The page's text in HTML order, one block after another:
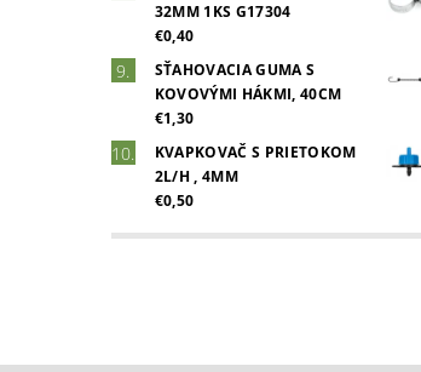
32MM 1KS G17304
€0,40
SŤAHOVACIA GUMA S
KOVOVÝMI HÁKMI, 40CM
€1,30
KVAPKOVAČ S PRIETOKOM
2L/H , 4MM
€0,50